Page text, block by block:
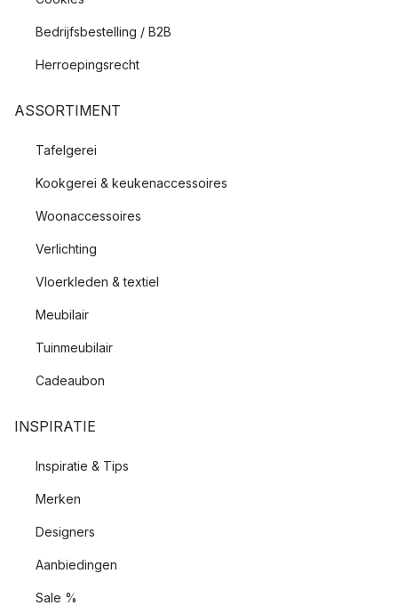
Bedrijfsbestelling / B2B
Herroepingsrecht
ASSORTIMENT
Tafelgerei
Kookgerei & keukenaccessoires
Woonaccessoires
Verlichting
Vloerkleden & textiel
Meubilair
Tuinmeubilair
Cadeaubon
INSPIRATIE
Inspiratie & Tips
Merken
Designers
Aanbiedingen
Sale %